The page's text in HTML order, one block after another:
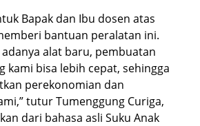
Bapak dan Ibu dosen atas
bantuan peralatan ini.
alat baru, pembuatan
kami bisa lebih cepat, sehingga
perekonomian dan
tutur Tumenggung Curiga,
dari bahasa asli Suku Anak